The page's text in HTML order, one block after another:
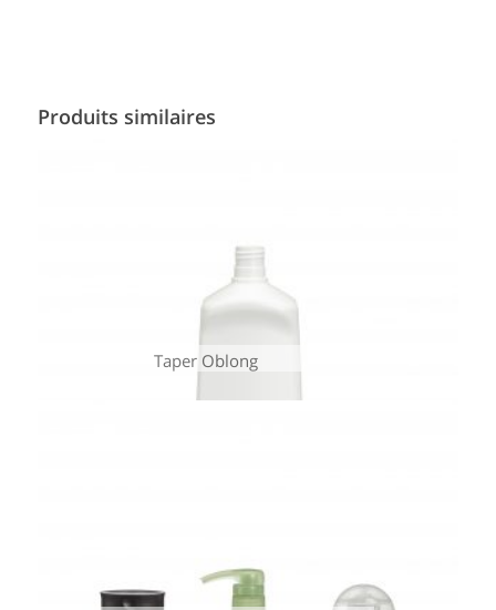
Produits similaires
Taper Oblong